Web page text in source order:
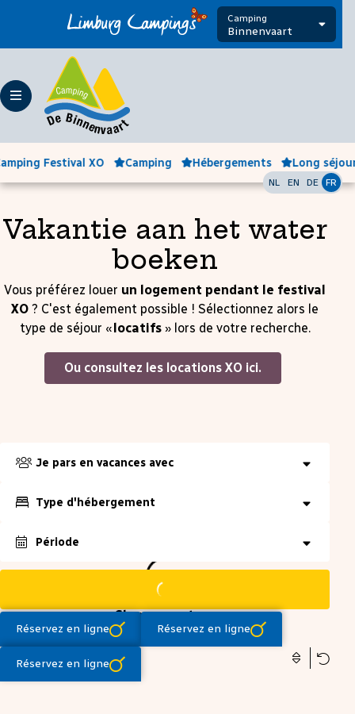
Camping
Binnenvaart
NL EN DE FR
Festival XO Camping Hébergements Long
Réservez en ligne Réservez en ligne
Réservez en ligne
Vakantie aan het water
boeken
Vous préférez louer un logement pendant le festival
XO ? C'est également possible ! Sélectionnez alors le
type de séjour «locatifs » lors de votre recherche.
Ou consultez les locations XO ici.
Je pars en vacances avec
Type d'hébergement
Période
Réinitialiser
Chargement